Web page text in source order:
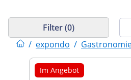
/ expondo /
Filter (0)
Im Angebot